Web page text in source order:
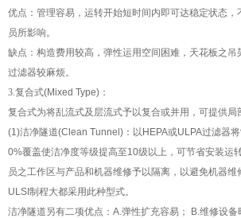
优点：管理容易，运转开始短时间内即可达稳定状态，
员所影响。
缺点：构造费用较高，弹性运用空间困难，天花板之吊
过滤器较麻烦。
3.复合式(Mixed Type) ：
复合式为将乱流式及层流式予以复合或并用，可提供局
(1)洁净隧道(Clean Tunnel) ：以 HEPA或ULPA过滤器
0%覆盖使洁净度等级提高至10级以上，可节省安装运
员之工作区与产品和机器维修予以隔离，以避免机器维
ULSI 制程大都采用此种型式。
洁净隧道另有二项优点： A.弹性扩充容易； B.维修设备